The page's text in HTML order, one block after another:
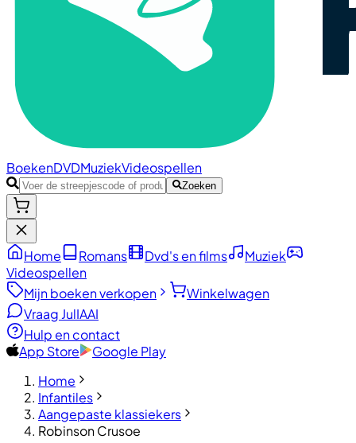
BoekenDVDMuziekVideospellen
Zoeken
Home Romans Dvd's en films
Muziek
Videospellen
Mijn boeken verkopen
Winkelwagen
Vraag JulIAAI
Hulp en contact
App Store
Google Play
Home
Infantiles
Aangepaste klassiekers
Robinson Crusoe